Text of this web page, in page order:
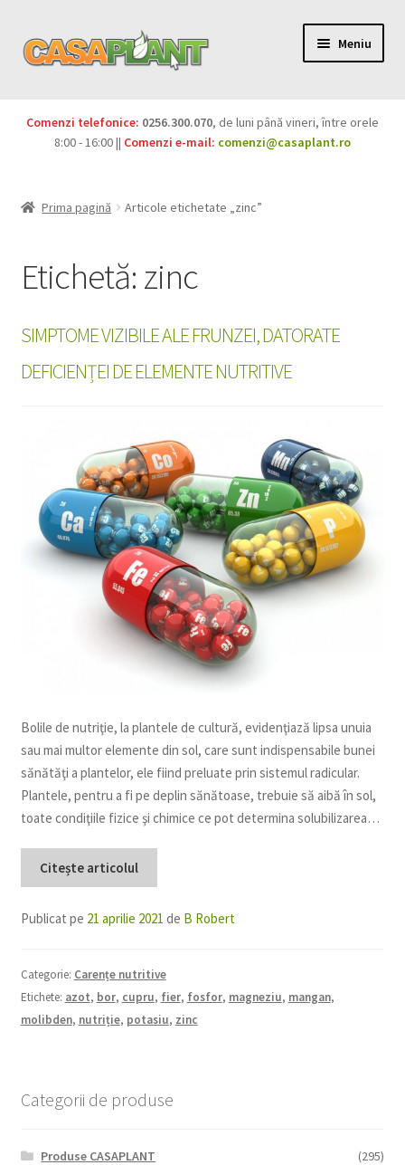
Meniu
Pesticide
Produse BIO
Igienă publică
Casa și grădina
copil
Comenzi telefonice: 0256.300.070, de luni până vineri, între orele
8:00 - 16:00 || Comenzi e-mail: comenzi@casaplant.ro
Prima pagină Articole etichetate „zinc”
Etichetă: zinc
SIMPTOME VIZIBILE ALE FRUNZEI, DATORATE
DEFICIENȚEI DE ELEMENTE NUTRITIVE
Bolile de nutriţie, la plantele de cultură, evidenţiază lipsa unuia
sau mai multor elemente din sol, care sunt indispensabile bunei
sănătăţi a plantelor, ele fiind preluate prin sistemul radicular.
Plantele, pentru a fi pe deplin sănătoase, trebuie să aibă în sol,
toate condiţiile fizice şi chimice ce pot determina solubilizarea…
Citește articolul
Publicat pe 21 aprilie 2021 de B Robert
Categorie: Carențe nutritive
Etichete: azot, bor, cupru, fier, fosfor, magneziu, mangan,
molibden, nutriție, potasiu, zinc
Categorii de produse
Produse CASAPLANT
(295)